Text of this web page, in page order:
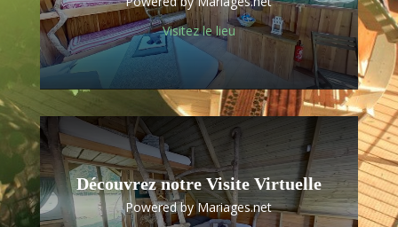
Visitez le lieu
Découvrez notre Visite Virtuelle
Powered by Mariages.net